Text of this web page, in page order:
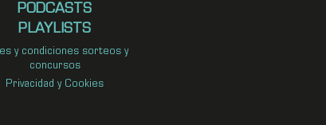
PODCASTS
PLAYLISTS
y condiciones sorteos y
concursos
Privacidad y Cookies